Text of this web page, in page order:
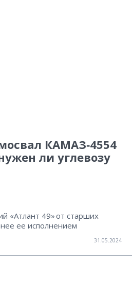
КАМАЗ‑4554
ли углевозу
«Атлант 49» от старших
ее исполнением
31.05.2024